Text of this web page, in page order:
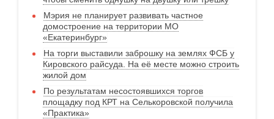
Мэрия не планирует развивать частное
домостроение на территории МО
«Екатеринбург»
На торги выставили заброшку на землях ФСБ у
Кировского райсуда. На её месте можно строить
жилой дом
По результатам несостоявшихся торгов
площадку под КРТ на Селькоровской получила
«Практика»